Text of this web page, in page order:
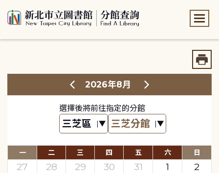
2026年8月
選擇後將前往指定的分館
一 二 三 四 五 六 日
27 28 29 30 31 1
2